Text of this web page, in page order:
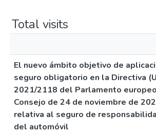
Total visits
El nuevo ámbito objetivo de
seguro obligatorio en la Directiva
2021/2118 del Parlamento
Consejo de 24 de noviembre de
relativa al seguro de
del automóvil